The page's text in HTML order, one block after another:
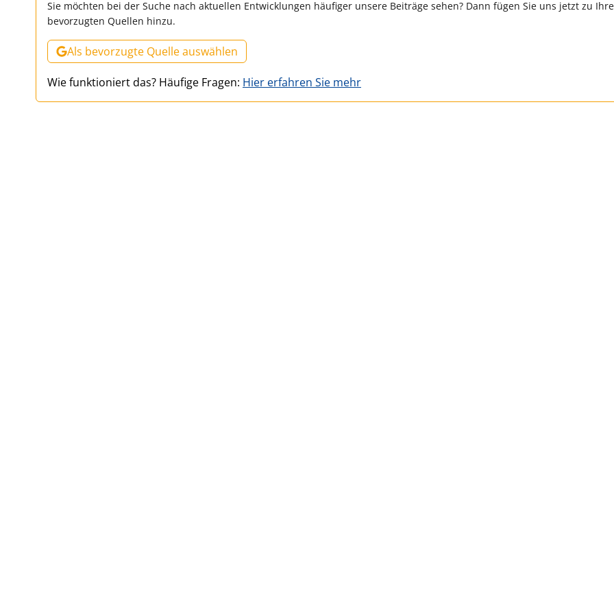
Sie möchten bei der Suche nach aktuellen Entwicklungen häufiger unsere Beiträge sehen? Dann fügen Sie uns jetzt zu
bevorzugten Quellen hinzu.
Als bevorzugte Quelle auswählen
Wie funktioniert das? Häufige Fragen: Hier erfahren Sie mehr